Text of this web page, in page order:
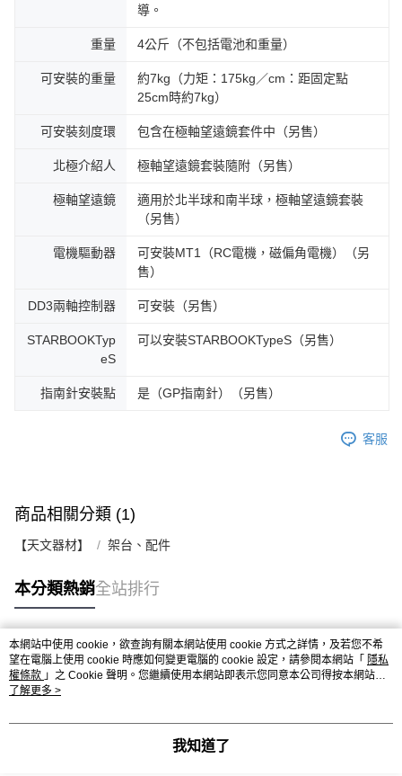
導。
重量 4公斤（不包括電池和重量）
可安裝的重量
約7kg（力矩：175kg／cm：距固定點
25cm時約7kg）
可安裝刻度環 包含在極軸望遠鏡套件中（另售）
北極介紹人 極軸望遠鏡套裝隨附（另售）
極軸望遠鏡
適用於北半球和南半球，極軸望遠鏡套裝
（另售）
電機驅動器
可安裝MT1（RC電機，磁偏角電機）（另
售）
DD3兩軸控制器 可安裝（另售）
STARBOOKTyp
eS
可以安裝STARBOOKTypeS（另售）
指南針安裝點 是（GP指南針）（另售）
客服
商品相關分類 (1)
【天文器材】 架台、配件
本分類熱銷全站排行
熱門標籤
本網站中使用 cookie，欲查詢有關本網站使用 cookie 方式之詳情，及若您不希
望在電腦上使用 cookie 時應如何變更電腦的 cookie 設定，請參閱本網站「 隱私
權條款 」之 Cookie 聲明。您繼續使用本網站即表示您同意本公司得按本網站使
用條款之 Cookie 聲明使用 cookie。
了解更多 >
我知道了